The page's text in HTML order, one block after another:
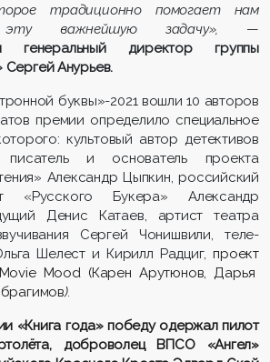
традиционно помогает нам
важнейшую задачу», —
генеральный директор группы
Сергей Анурьев.
буквы»-2021 вошли 10 авторов
премии определило специальное
культовый автор детективов
и основатель проекта
Александр Цыпкин, российский
«Русского Букера» Александр
Денис Катаев, артист театра
Сергей Чонишвили, теле-
Шелест и Кирилл Радциг,проект
Movie Mood(Карен Арутюнов, Дарья
).
«Книга года»победу одержалпилот
доброволец ВПСО «Ангел»